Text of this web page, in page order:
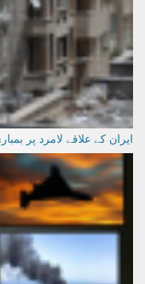
ایران کے علاقے لامرد پر